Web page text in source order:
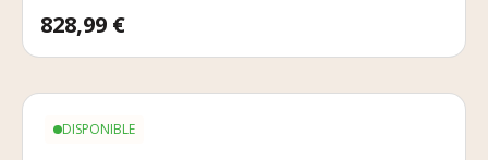
Prix
828,99 €
DISPONIBLE